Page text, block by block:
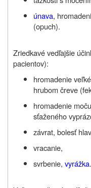
únava,
(opuch).
Zriedkavé vedľajšie
pacientov):
hromadenie
hrubom čreve
hromadenie
sťaženého
závrat, bolesť
vracanie,
svrbenie, vyrážka.